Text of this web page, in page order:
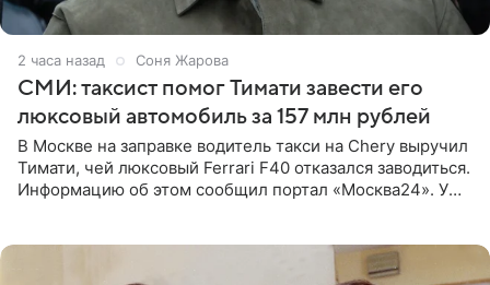
2 часа назад Соня Жарова
СМИ: таксист помог Тимати завести его
люксовый автомобиль за 157 млн рублей
В Москве на заправке водитель такси на Chery выручил
Тимати, чей люксовый Ferrari F40 отказался заводиться.
Информацию об этом сообщил портал «Москва24». У